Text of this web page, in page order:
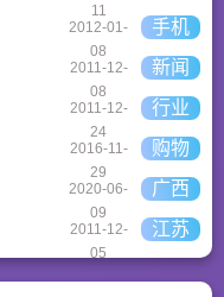
11
2012-01-
08
手机
2011-12-
08
新闻
2011-12-
24
行业
2016-11-
29
购物
2020-06-
09
广西
2011-12-
05
江苏